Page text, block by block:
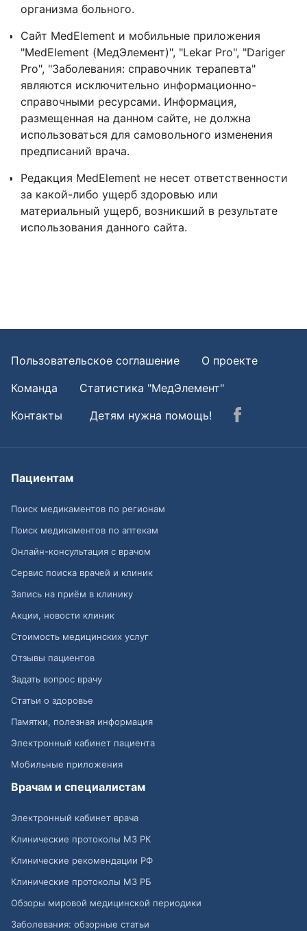
организма больного.
Сайт MedElement и мобильные приложения
"MedElement (МедЭлемент)", "Lekar Pro", "Dariger
Pro", "Заболевания: справочник терапевта"
являются исключительно информационно-
справочными ресурсами. Информация,
размещенная на данном сайте, не должна
использоваться для самовольного изменения
предписаний врача.
Редакция MedElement не несет ответственности
за какой-либо ущерб здоровью или
материальный ущерб, возникший в результате
использования данного сайта.
Пользовательское соглашение
О проекте
Команда
Статистика "МедЭлемент"
Контакты
Детям нужна помощь!
Пациентам
Поиск медикаментов по регионам
Поиск медикаментов по аптекам
Онлайн-консультация с врачом
Сервис поиска врачей и клиник
Запись на приём в клинику
Акции, новости клиник
Стоимость медицинских услуг
Отзывы пациентов
Задать вопрос врачу
Статьи о здоровье
Памятки, полезная информация
Электронный кабинет пациента
Мобильные приложения
Врачам и специалистам
Электронный кабинет врача
Клинические протоколы МЗ РК
Клинические рекомендации РФ
Клинические протоколы МЗ РБ
Обзоры мировой медицинской периодики
Заболевания: обзорные статьи